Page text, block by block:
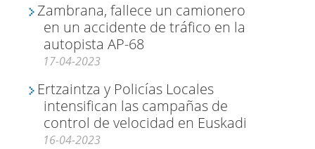
Zambrana, fallece un camionero
en un accidente de tráfico en la
autopista AP-68
17-04-2023
Ertzaintza y Policías Locales
intensifican las campañas de
control de velocidad en Euskadi
16-04-2023